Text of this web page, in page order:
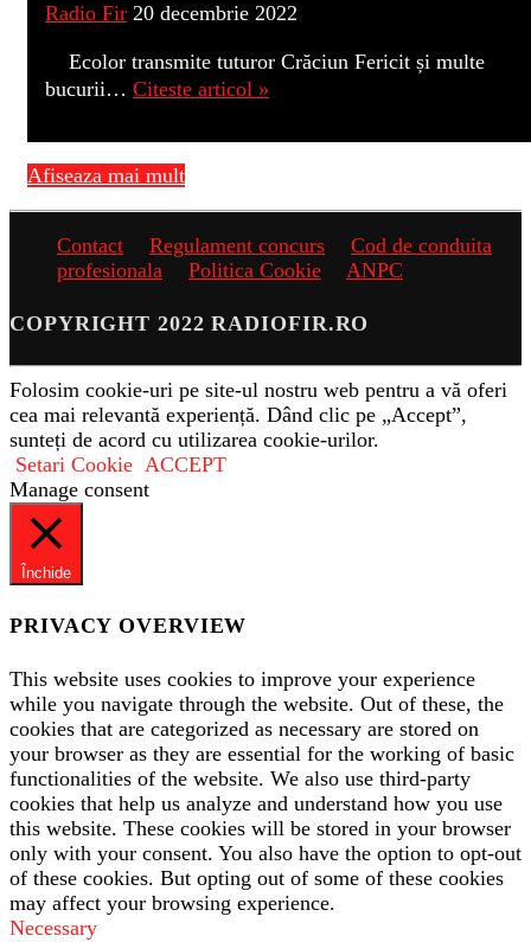
Radio Fir 20 decembrie 2022
Ecolor transmite tuturor Crăciun Fericit și multe
bucurii… Citeste articol »
Afiseaza mai mult
Contact Regulament concurs
Cod de conduita
profesionala
Politica Cookie ANPC
COPYRIGHT 2022 RADIOFIR.RO
Folosim cookie-uri pe site-ul nostru web pentru a vă oferi
cea mai relevantă experiență. Dând clic pe „Accept”,
sunteți de acord cu utilizarea cookie-urilor.
Setari Cookie ACCEPT
Manage consent
Închide
PRIVACY OVERVIEW
This website uses cookies to improve your experience
while you navigate through the website. Out of these, the
cookies that are categorized as necessary are stored on
your browser as they are essential for the working of basic
functionalities of the website. We also use third-party
cookies that help us analyze and understand how you use
this website. These cookies will be stored in your browser
only with your consent. You also have the option to opt-out
of these cookies. But opting out of some of these cookies
may affect your browsing experience.
Necessary